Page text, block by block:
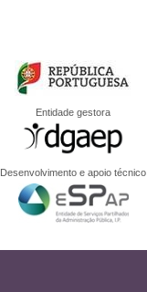
Entidade gestora
Desenvolvimento e apoio técnico